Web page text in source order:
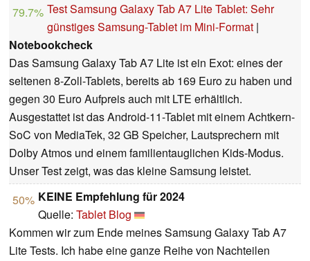
79.7% Test Samsung Galaxy Tab A7 Lite Tablet: Sehr
günstiges Samsung-Tablet im Mini-Format |
Notebookcheck
Das Samsung Galaxy Tab A7 Lite ist ein Exot: eines der
seltenen 8-Zoll-Tablets, bereits ab 169 Euro zu haben und
gegen 30 Euro Aufpreis auch mit LTE erhältlich.
Ausgestattet ist das Android-11-Tablet mit einem Achtkern-
SoC von MediaTek, 32 GB Speicher, Lautsprechern mit
Dolby Atmos und einem familientauglichen Kids-Modus.
Unser Test zeigt, was das kleine Samsung leistet.
50% KEINE Empfehlung für 2024
Quelle: Tablet Blog
Kommen wir zum Ende meines Samsung Galaxy Tab A7
Lite Tests. Ich habe eine ganze Reihe von Nachteilen